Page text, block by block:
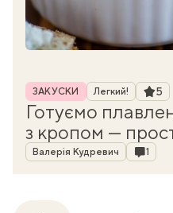
Рубрика
ЗАКУСКИ Легкий! 5
Готуємо
з кропом —
Автор
Валерія Кудревич 1